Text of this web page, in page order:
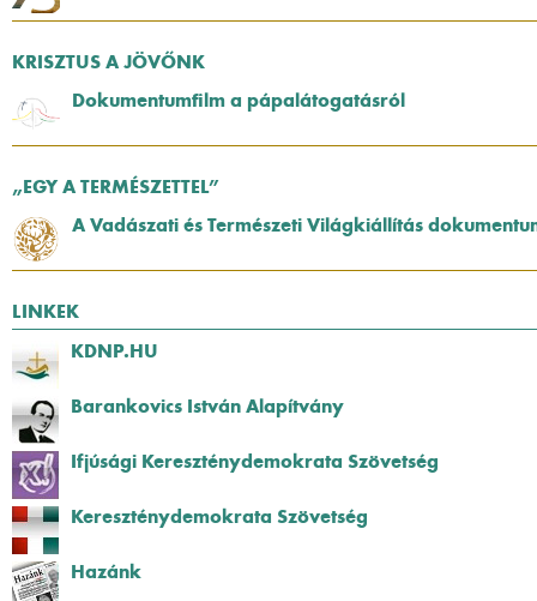
KRISZTUS A JÖVŐNK
Dokumentumfilm a pápalátogatásról
„EGY A TERMÉSZETTEL”
A Vadászati és Természeti Világkiállítás
LINKEK
KDNP.HU
Barankovics István Alapítvány
Ifjúsági Kereszténydemokrata Szövetség
Kereszténydemokrata Szövetség
Hazánk